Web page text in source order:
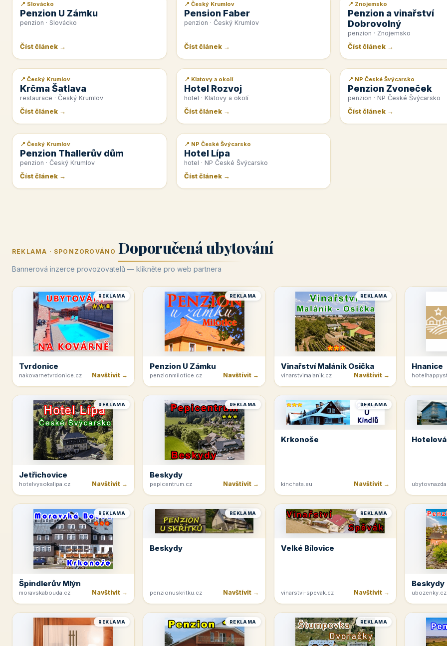
📰 PR článek
📍 Slovácko
Penzion U Zámku
penzion · Slovácko
Číst článek →
📰 PR článek
📍 Český Krumlov
Pension Faber
penzion · Český Krumlov
Číst článek →
📰 PR článek
📍 Znojemsko
Penzion a vinařství
Dobrovolný
penzion · Znojemsko
Číst článek →
📰 PR článek
📍 Český Krumlov
Krčma Šatlava
restaurace · Český Krumlov
Číst článek →
📰 PR článek
📍 Klatovy a okolí
Hotel Rozvoj
hotel · Klatovy a okolí
Číst článek →
📰 PR článek
📍 NP České Švýcarsko
Penzion Zvoneček
penzion · NP České Švýcarsko
Číst článek →
📰 PR článek
📍 Český Krumlov
Penzion Thallerův dům
penzion · Český Krumlov
Číst článek →
📰 PR článek
📍 NP České Švýcarsko
Hotel Lípa
hotel · NP České Švýcarsko
Číst článek →
REKLAMA · SPONZOROVÁNO Doporučená ubytování
Bannerová inzerce provozovatelů — klikněte pro web partnera
REKLAMA
Tvrdonice
nakovarnetvrdonice.cz Navštívit →
REKLAMA
Penzion U Zámku
penzionmilotice.cz Navštívit →
REKLAMA
Vinařství Maláník Osička
vinarstvimalanik.cz Navštívit →
Hnanice
REKLAMA
Jetřichovice
hotelvysokalipa.cz Navštívit →
REKLAMA
Beskydy
pepicentrum.cz Navštívit →
REKLAMA
Krkonoše
kinchata.eu Navštívit →
REKLAMA
Špindlerův Mlýn
moravskabouda.cz Navštívit →
REKLAMA
Beskydy
penzionuskritku.cz Navštívit →
REKLAMA
Velké Bílovice
vinarstvi-spevak.cz Navštívit →
Beskydy
ubozenky.cz
REKLAMA REKLAMA REKLAMA